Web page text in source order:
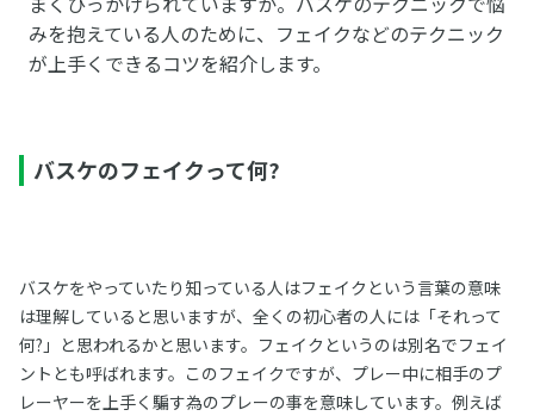
みを抱えている人のために、フェイクなどのテクニック
が上手くできるコツを紹介します。
バスケのフェイクって何?
バスケをやっていたり知っている人はフェイクという言葉の意味
は理解していると思いますが、全くの初心者の人には「それって
何?」と思われるかと思います。フェイクというのは別名でフェイ
ントとも呼ばれます。このフェイクですが、プレー中に相手のプ
レーヤーを上手く騙す為のプレーの事を意味しています。例えば